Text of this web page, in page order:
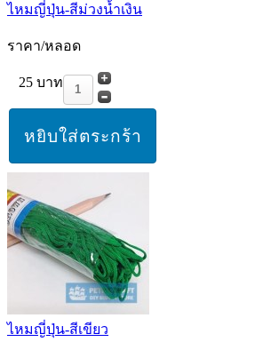
ไหมญี่ปุ่น-สีม่วงน้ำเงิน
ราคา/หลอด
25 บาท
ไหมญี่ปุ่น-สีเขียว